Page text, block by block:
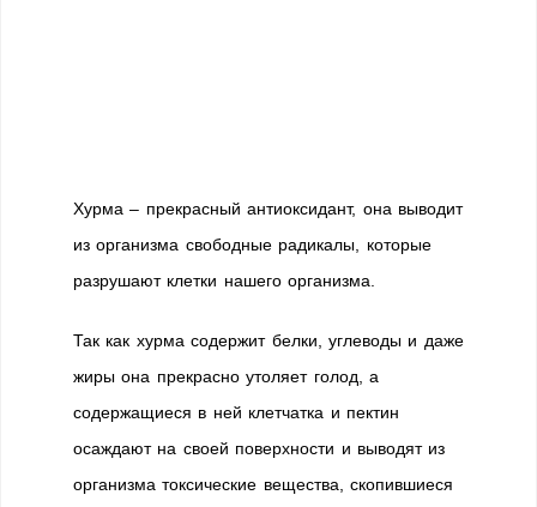
Хурма – прекрасный антиоксидант, она выводит
из организма свободные радикалы, которые
разрушают клетки нашего организма.
Так как хурма содержит белки, углеводы и даже
жиры она прекрасно утоляет голод, а
содержащиеся в ней клетчатка и пектин
осаждают на своей поверхности и выводят из
организма токсические вещества, скопившиеся